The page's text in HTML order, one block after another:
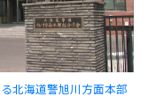
北海道警旭川方面本部